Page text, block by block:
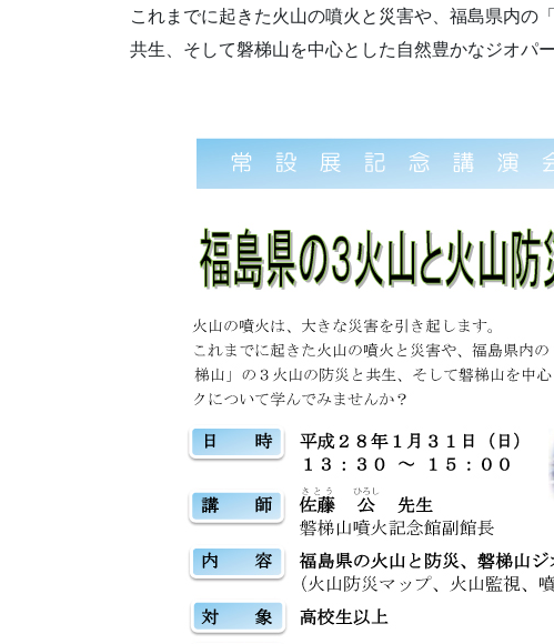
これまでに起きた火山の噴火と災害や、福島県内の
共生、そして磐梯山を中心とした自然豊かなジオパ